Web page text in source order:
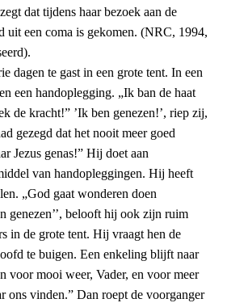
dat tijdens haar bezoek aan de
uit een coma is gekomen. (NRC, 1994,
dagen te gast in een grote tent. In een
een handoplegging. „Ik ban de haat
de kracht!” ’Ik ben genezen!’, riep zij,
gezegd dat het nooit meer goed
Jezus genas!” Hij doet aan
van handopleggingen. Hij heeft
„God gaat wonderen doen
genezen’’, belooft hij ook zijn ruim
in de grote tent. Hij vraagt hen de
te buigen. Een enkeling blijft naar
voor mooi weer, Vader, en voor meer
ons vinden.” Dan roept de voorganger